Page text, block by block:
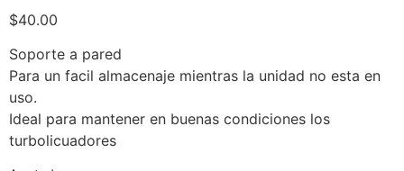
$40.00
Soporte a pared
Para un facil almacenaje mientras la unidad no esta en
uso.
Ideal para mantener en buenas condiciones los
turbolicuadores